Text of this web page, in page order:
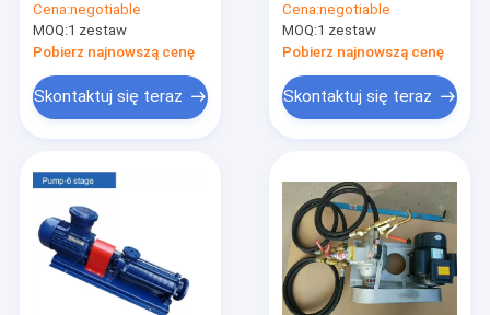
Cena:negotiable
MOQ:1 zestaw
Pobierz najnowszą cenę
Skontaktuj się teraz
Hz 120 kg
Cena:negotiable
MOQ:1 zestaw
Pobierz najnowszą cenę
Skontaktuj się teraz